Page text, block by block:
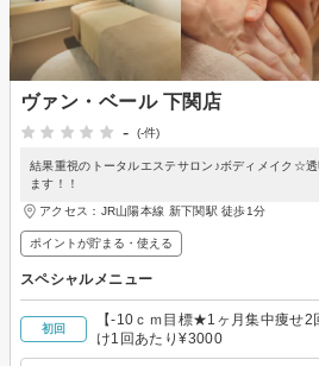
ヴァン・ベール 下関店
-
(-件)
結果重視のトータルエステサロン♪ボディメイク☆透
ます！！
アクセス：JR山陽本線 新下関駅 徒歩1分
ポイントが貯まる・使える
スペシャルメニュー
初回
【-10ｃｍ目標★1ヶ月集中痩せ2
け1回あたり¥3000